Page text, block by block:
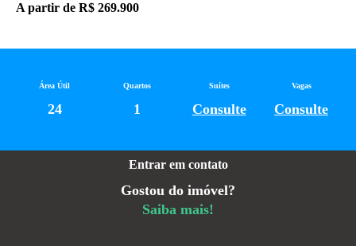
Entrar em contato
Gostou do imóvel?
Saiba mais!
Área Útil
24
Quartos
1
Suítes
Consulte
Vagas
Consulte
A partir de R$ 269.900